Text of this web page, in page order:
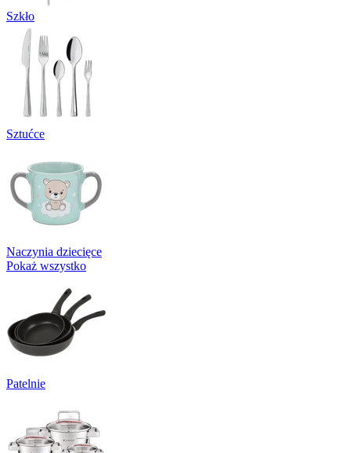
Szkło
Sztućce
Naczynia dziecięce
Pokaż wszystko
Patelnie